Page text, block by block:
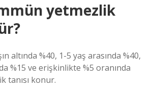
yetmezlik
altında %40, 1-5 yaş arasında %40,
%15 ve erişkinlikte %5 oranında
tanısı konur.